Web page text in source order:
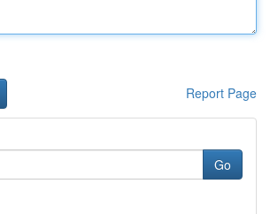
Report Page
Go